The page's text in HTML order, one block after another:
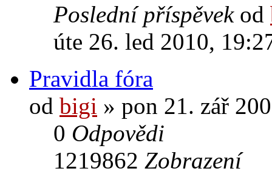
Poslední příspěvek od
úte 26. led 2010,
Pravidla fóra
od bigi » pon 21. zář
0 Odpovědi
1219862 Zobrazení